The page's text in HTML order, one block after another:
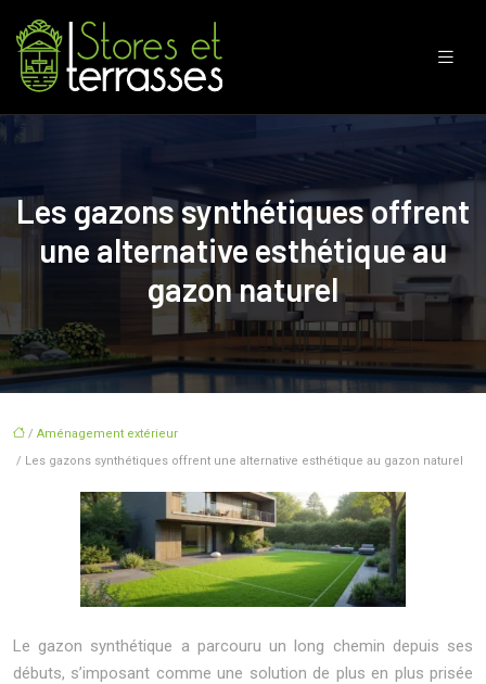
Les gazons synthétiques offrent
une alternative esthétique au
gazon naturel
/ Aménagement extérieur
/ Les gazons synthétiques offrent une alternative esthétique au gazon naturel
Le gazon synthétique a parcouru un long chemin depuis ses
débuts, s’imposant comme une solution de plus en plus prisée